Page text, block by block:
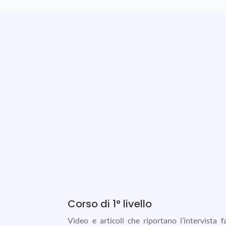
Corso di 1° livello
Video e articoli che riportano l’intervista